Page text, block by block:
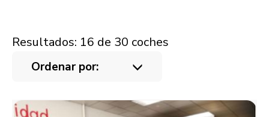
Resultados: 16 de 30 coches
Ordenar por: